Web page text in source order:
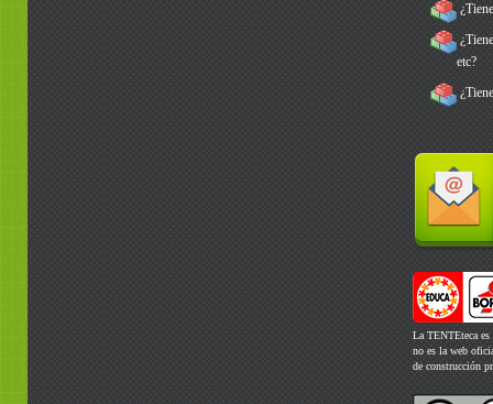
etc?
La TENTEteca
no es la web
de construcción